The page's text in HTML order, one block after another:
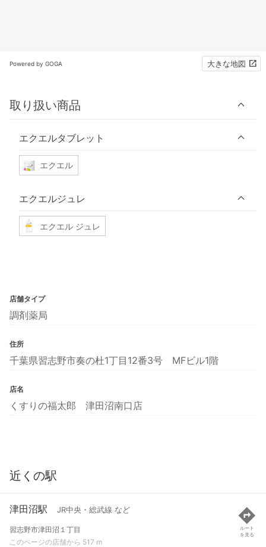
Powered by GOGA 大きな地図
取り扱い商品
エクエルタブレット
エクエル
エクエルジュレ
エクエル ジュレ
店舗タイプ
調剤薬局
住所
千葉県習志野市奏の杜1丁目12番3号 MFビル1階
店名
くすりの福太郎 津田沼南口店
近くの駅
津田沼駅 JR中央・総武線 など
習志野市津田沼１丁目
このページの店舗から 517 m
ルート
を見る